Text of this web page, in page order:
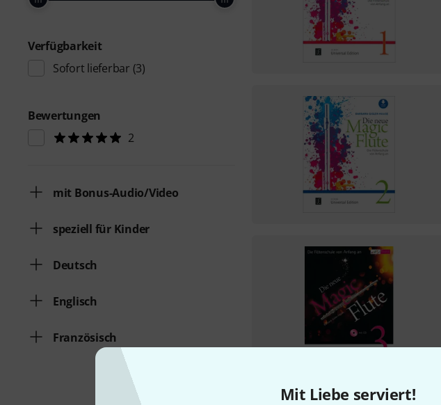
Mit Liebe serviert!
Verfügbarkeit
Sofort lieferbar (3)
Bewertungen
2
mit Bonus-Audio/Video
speziell für Kinder
Deutsch
Englisch
Französisch